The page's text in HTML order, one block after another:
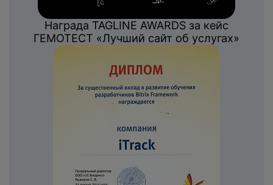
Награда TAGLINE AWARDS за кейс
ГЕМОТЕСТ «Лучший сайт об услугах»